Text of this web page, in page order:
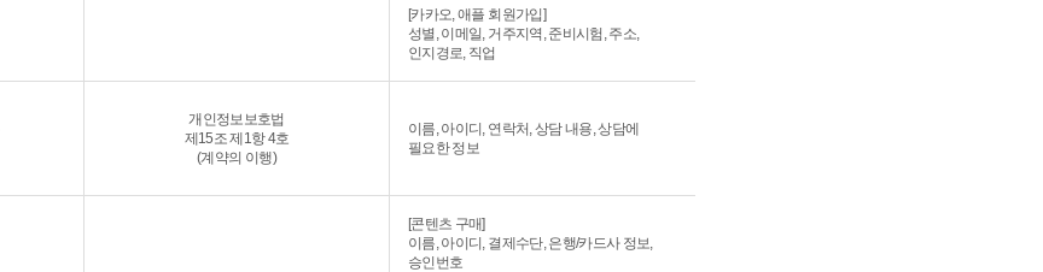
[카카오, 애플 회원가입]
성별, 이메일, 거주지역, 준비시험, 주소,
인지경로, 직업
개인정보보호법
제15조 제1항 4호
(계약의 이행)
이름, 아이디, 연락처, 상담 내용, 상담에
필요한 정보
[콘텐츠 구매]
이름, 아이디, 결제수단, 은행/카드사 정보,
승인번호